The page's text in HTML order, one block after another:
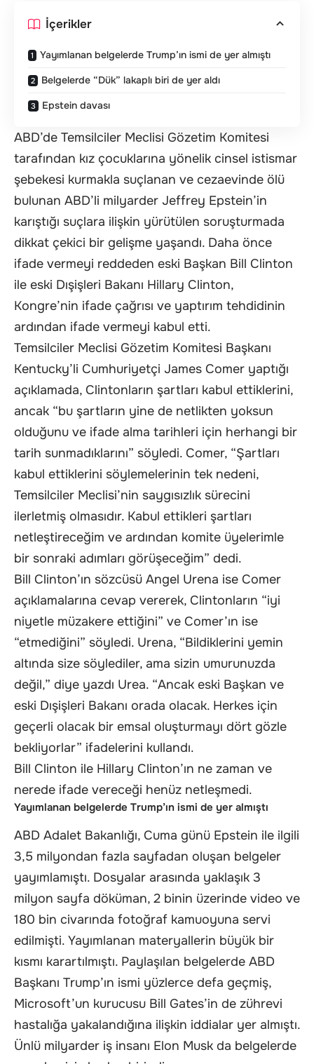
İçerikler
Yayımlanan belgelerde Trump’ın ismi de yer almıştı
Belgelerde “Dük” lakaplı biri de yer aldı
Epstein davası
ABD’de Temsilciler Meclisi Gözetim Komitesi
tarafından kız çocuklarına yönelik cinsel istismar
şebekesi kurmakla suçlanan ve cezaevinde ölü
bulunan ABD’li milyarder Jeffrey Epstein’in
karıştığı suçlara ilişkin yürütülen soruşturmada
dikkat çekici bir gelişme yaşandı. Daha önce
ifade vermeyi reddeden eski Başkan Bill Clinton
ile eski Dışişleri Bakanı Hillary Clinton,
Kongre’nin ifade çağrısı ve yaptırım tehdidinin
ardından ifade vermeyi kabul etti.
Temsilciler Meclisi Gözetim Komitesi Başkanı
Kentucky’li Cumhuriyetçi James Comer yaptığı
açıklamada, Clintonların şartları kabul ettiklerini,
ancak “bu şartların yine de netlikten yoksun
olduğunu ve ifade alma tarihleri için herhangi bir
tarih sunmadıklarını” söyledi. Comer, “Şartları
kabul ettiklerini söylemelerinin tek nedeni,
Temsilciler Meclisi’nin saygısızlık sürecini
ilerletmiş olmasıdır. Kabul ettikleri şartları
netleştireceğim ve ardından komite üyelerimle
bir sonraki adımları görüşeceğim” dedi.
Bill Clinton’ın sözcüsü Angel Urena ise Comer
açıklamalarına cevap vererek, Clintonların “iyi
niyetle müzakere ettiğini” ve Comer’ın ise
“etmediğini” söyledi. Urena, “Bildiklerini yemin
altında size söylediler, ama sizin umurunuzda
değil,” diye yazdı Urea. “Ancak eski Başkan ve
eski Dışişleri Bakanı orada olacak. Herkes için
geçerli olacak bir emsal oluşturmayı dört gözle
bekliyorlar” ifadelerini kullandı.
Bill Clinton ile Hillary Clinton’ın ne zaman ve
nerede ifade vereceği henüz netleşmedi.
Yayımlanan belgelerde Trump’ın ismi de yer almıştı
ABD Adalet Bakanlığı, Cuma günü Epstein ile ilgili
3,5 milyondan fazla sayfadan oluşan belgeler
yayımlamıştı. Dosyalar arasında yaklaşık 3
milyon sayfa döküman, 2 binin üzerinde video ve
180 bin civarında fotoğraf kamuoyuna servi
edilmişti. Yayımlanan materyallerin büyük bir
kısmı karartılmıştı. Paylaşılan belgelerde ABD
Başkanı Trump’ın ismi yüzlerce defa geçmiş,
Microsoft’un kurucusu Bill Gates’in de zührevi
hastalığa yakalandığına ilişkin iddialar yer almıştı.
Ünlü milyarder iş insanı Elon Musk da belgelerde